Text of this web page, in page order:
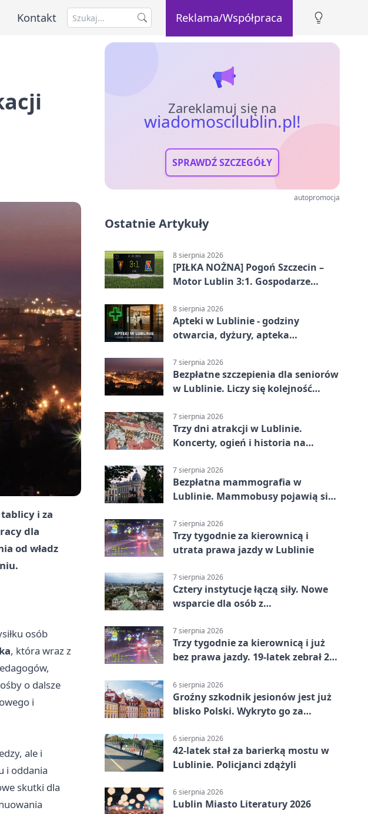
Kontakt Reklama/Współpraca
i za
dla
od władz
osób
, która wraz z
o dalsze
i
ale i
i oddania
skutki dla
Zareklamuj się na
wiadomoscilublin.pl!
SPRAWDŹ SZCZEGÓŁY
autopromocja
Ostatnie Artykuły
8 sierpnia 2026
[PIŁKA NOŻNA] Pogoń Szczecin –
Motor Lublin 3:1. Gospodarze
Ekstraklasy
8 sierpnia 2026
Apteki w Lublinie - godziny
otwarcia, dyżury, apteka
7 sierpnia 2026
Bezpłatne szczepienia dla seniorów
w Lublinie. Liczy się kolejność
7 sierpnia 2026
Trzy dni atrakcji w Lublinie.
Koncerty, ogień i historia na
7 sierpnia 2026
Bezpłatna mammografia w
Lublinie. Mammobusy pojawią się
7 sierpnia 2026
Trzy tygodnie za kierownicą i
utrata prawa jazdy w Lublinie
7 sierpnia 2026
Cztery instytucje łączą siły. Nowe
wsparcie dla osób z
7 sierpnia 2026
Trzy tygodnie za kierownicą i już
bez prawa jazdy. 19-latek zebrał 23
6 sierpnia 2026
Groźny szkodnik jesionów jest już
blisko Polski. Wykryto go za
6 sierpnia 2026
42-latek stał za barierką mostu w
Lublinie. Policjanci zdążyli
6 sierpnia 2026
Lublin Miasto Literatury 2026